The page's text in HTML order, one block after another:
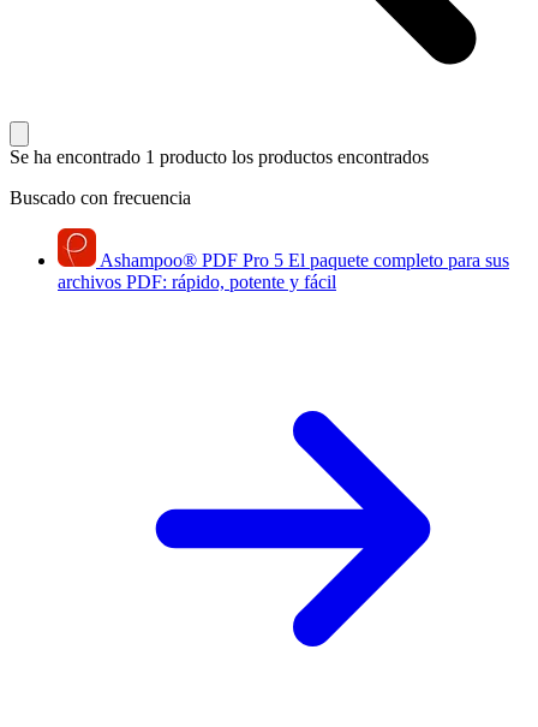
Se ha encontrado 1 producto los productos encontrados
Buscado con frecuencia
Ashampoo® PDF Pro 5 El paquete completo para sus
archivos PDF: rápido, potente y fácil